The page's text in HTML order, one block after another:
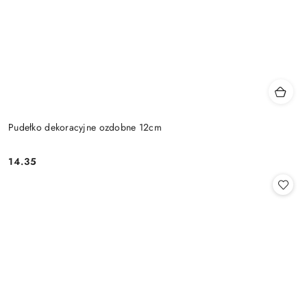
Pudełko dekoracyjne ozdobne 12cm
Cena:
14.35